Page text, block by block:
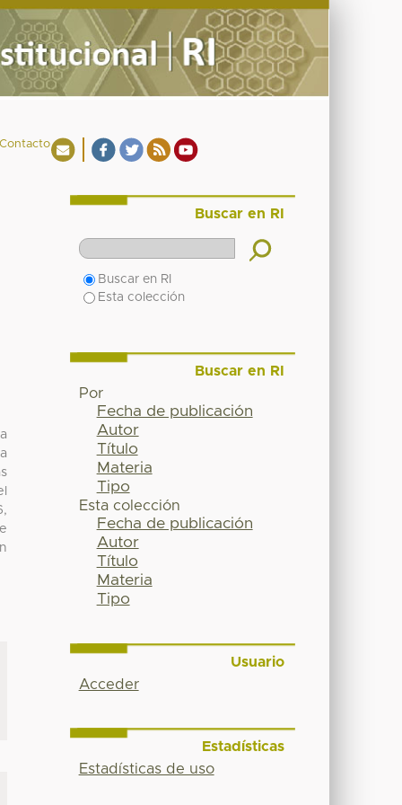
Contacto
Buscar en RI
Buscar en RI
Esta colección
Buscar en RI
Por
Fecha de publicación
Autor
Título
Materia
Tipo
Esta colección
Fecha de publicación
Autor
Título
Materia
Tipo
Usuario
Acceder
Estadísticas
Estadísticas de uso